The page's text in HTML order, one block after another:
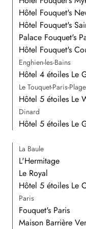
Hôtel Fouquet's
Hôtel Fouquet's
Palace Fouquet's
Hôtel Fouquet's
Enghien-les-Bains
Hôtel 4 étoiles Le
Le Touquet-Paris-Plage
Hôtel 5 étoiles Le
Dinard
Hôtel 5 étoiles Le
La Baule
L'Hermitage
Le Royal
Hôtel 5 étoiles Le
Paris
Fouquet's Paris
Maison Barrière